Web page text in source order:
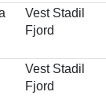
Vest Stadil
Fjord
Vest Stadil
Fjord